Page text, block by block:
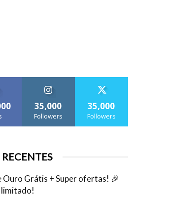
35,000
Followers
35,000
Followers
RECENTES
Ouro Grátis + Super ofertas! 🎉
limitado!